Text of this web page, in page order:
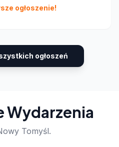
ogłoszenie!
ogłoszeń
Wydarzenia
Tomyśl.